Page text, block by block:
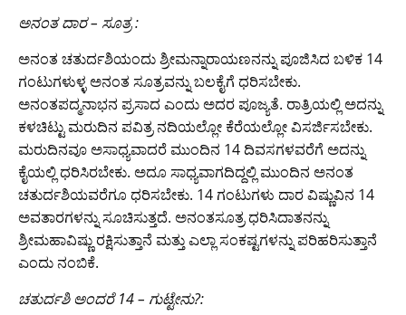
ಅನಂತ ದಾರ – ಸೂತ್ರ :
ಅನಂತ ಚತುರ್ದಶಿಯಂದು ಶ್ರೀಮನ್ನಾರಾಯಣನನ್ನು ಪೂಜಿಸಿದ ಬಳಿಕ 14
ಗಂಟುಗಳುಳ್ಳ ಅನಂತ ಸೂತ್ರವನ್ನು ಬಲಕೈಗೆ ಧರಿಸಬೇಕು.
ಅನಂತಪದ್ಮನಾಭನ ಪ್ರಸಾದ ಎಂದು ಅದರ ಪೂಜ್ಯತೆ. ರಾತ್ರಿಯಲ್ಲಿ ಅದನ್ನು
ಕಳಚಿಟ್ಟು ಮರುದಿನ ಪವಿತ್ರ ನದಿಯಲ್ಲೋ ಕೆರೆಯಲ್ಲೋ ವಿಸರ್ಜಿಸಬೇಕು.
ಮರುದಿನವೂ ಅಸಾಧ್ಯವಾದರೆ ಮುಂದಿನ 14 ದಿವಸಗಳವರೆಗೆ ಅದನ್ನು
ಕೈಯಲ್ಲಿ ಧರಿಸಿರಬೇಕು. ಅದೂ ಸಾಧ್ಯವಾಗದಿದ್ದಲ್ಲಿ ಮುಂದಿನ ಅನಂತ
ಚತುರ್ದಶಿಯವರೆಗೂ ಧರಿಸಬೇಕು. 14 ಗಂಟುಗಳು ದಾರ ವಿಷ್ಣುವಿನ 14
ಅವತಾರಗಳನ್ನು ಸೂಚಿಸುತ್ತದೆ. ಅನಂತಸೂತ್ರ ಧರಿಸಿದಾತನನ್ನು
ಶ್ರೀಮಹಾವಿಷ್ಣು ರಕ್ಷಿಸುತ್ತಾನೆ ಮತ್ತು ಎಲ್ಲಾ ಸಂಕಷ್ಟಗಳನ್ನು ಪರಿಹರಿಸುತ್ತಾನೆ
ಎಂದು ನಂಬಿಕೆ.
ಚತುರ್ದಶಿ ಅಂದರೆ 14 – ಗುಟ್ಟೇನು?: